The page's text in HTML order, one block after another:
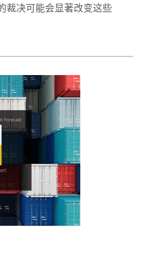
裁决可能会显著改变这些
中年度经济报告秋季更新 *